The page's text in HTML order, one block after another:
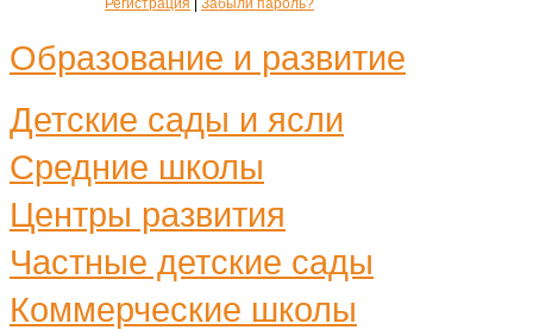
Регистрация
Забыли пароль?
Образование и развитие
Детские сады и ясли
Средние школы
Центры развития
Частные детские сады
Коммерческие школы